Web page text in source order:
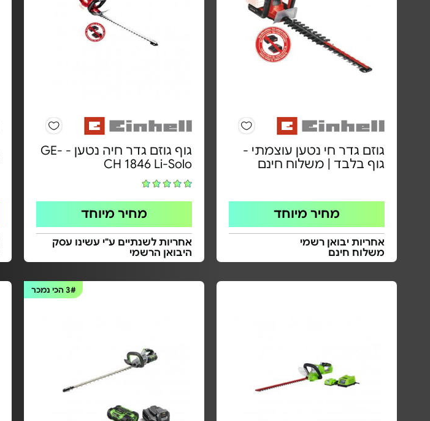
גוזם גדר חי נטען עוצמתי -
גוף בלבד | משלוח חינם
מחיר מיוחד
אחריות יבואן רשמי
משלוח חינם
גוף גוזם גדר חיה נטען - GE-
CH 1846 Li-Solo
מחיר מיוחד
אחריות לשנתיים ע"י עשינו עסק
היבואן הרשמי
3#הכי נמכר